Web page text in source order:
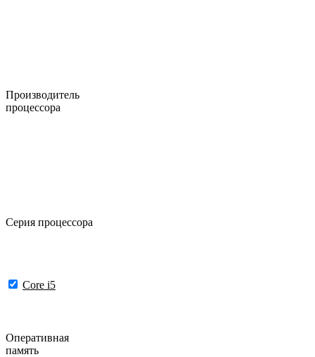
Производитель
процессора
Серия процессора
Core i5
Оперативная
память